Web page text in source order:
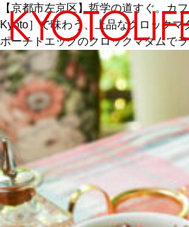
エリアから探す
地図から探す
カテゴリーから探す
SPECIAL
【京都市左京区】哲学の道すぐ。カ
Kyoto］で味わう、上品なクロックマ
ポーチドエッグのクロックマダムで